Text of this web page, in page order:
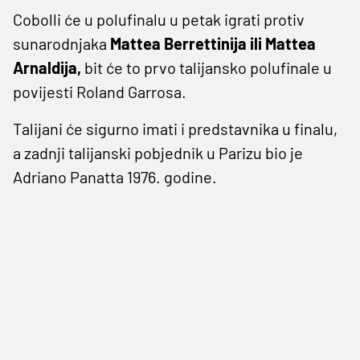
Cobolli će u polufinalu u petak igrati protiv
sunarodnjaka Mattea Berrettinija ili Mattea
Arnaldija, bit će to prvo talijansko polufinale u
povijesti Roland Garrosa.
Talijani će sigurno imati i predstavnika u finalu,
a zadnji talijanski pobjednik u Parizu bio je
Adriano Panatta 1976. godine.